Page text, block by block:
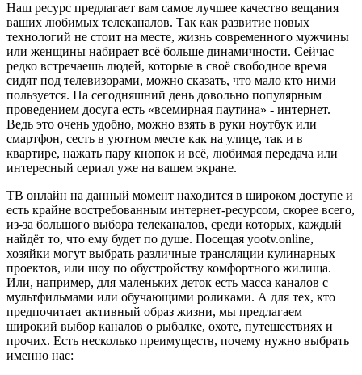
Наш ресурс предлагает вам самое лучшее качество вещания
ваших любимых телеканалов. Так как развитие новых
технологий не стоит на месте, жизнь современного мужчины
или женщины набирает всё больше динамичности. Сейчас
редко встречаешь людей, которые в своё свободное время
сидят под телевизорами, можно сказать, что мало кто ними
пользуется. На сегодняшний день довольно популярным
проведением досуга есть «всемирная паутина» - интернет.
Ведь это очень удобно, можно взять в руки ноутбук или
смартфон, сесть в уютном месте как на улице, так и в
квартире, нажать пару кнопок и всё, любимая передача или
интересный сериал уже на вашем экране.
ТВ онлайн на данный момент находится в широком доступе и
есть крайне востребованным интернет-ресурсом, скорее всего,
из-за большого выбора телеканалов, среди которых, каждый
найдёт то, что ему будет по душе. Посещая yootv.online,
хозяйки могут выбрать различные трансляции кулинарных
проектов, или шоу по обустройству комфортного жилища.
Или, например, для маленьких деток есть масса каналов с
мультфильмами или обучающими роликами. А для тех, кто
предпочитает активный образ жизни, мы предлагаем
широкий выбор каналов о рыбалке, охоте, путешествиях и
прочих. Есть несколько преимуществ, почему нужно выбрать
именно нас: